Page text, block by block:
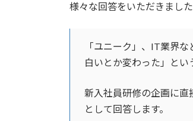
員から感想など
様々な回答をいただきまし
「ユニーク」、IT業界
白いとか変わった」とい
新入社員研修の企画に直
として回答します。